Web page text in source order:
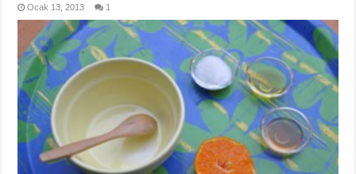
Ocak 13, 2013 1